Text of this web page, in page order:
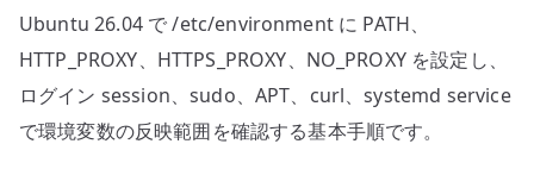
共
通
環
Ubuntu 26.04 で /etc/environment に PATH、
HTTP_PROXY、HTTPS_PROXY、NO_PROXY を設定し、
ログイン session、sudo、APT、curl、systemd service
で環境変数の反映範囲を確認する基本手順です。